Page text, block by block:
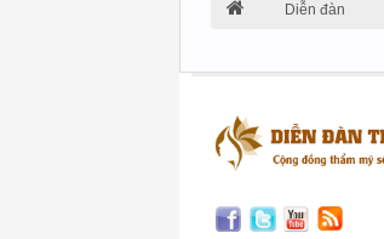
Diễn đàn